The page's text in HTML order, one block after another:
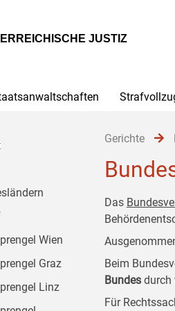
JUSTIZ
Gerichte
Das
Beim
Bundes durch
Für
Wien
Graz
Linz